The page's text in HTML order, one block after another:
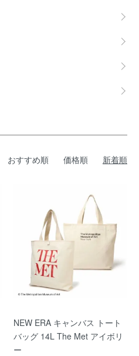
おすすめ順 価格順 新着順
NEW ERA キャンバス トート
バッグ 14L The Met アイボリ
ー